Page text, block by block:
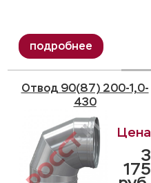
Отвод 90(87) 200-1,0-
430
3
175